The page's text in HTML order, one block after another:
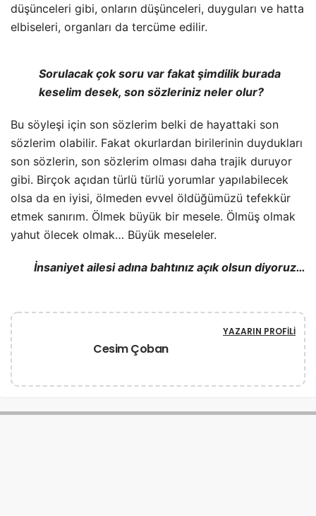
düşünceleri gibi, onların düşünceleri, duyguları ve hatta
elbiseleri, organları da tercüme edilir.
Sorulacak çok soru var fakat şimdilik burada
keselim desek, son sözleriniz neler olur?
Bu söyleşi için son sözlerim belki de hayattaki son
sözlerim olabilir. Fakat okurlardan birilerinin duydukları
son sözlerin, son sözlerim olması daha trajik duruyor
gibi. Birçok açıdan türlü türlü yorumlar yapılabilecek
olsa da en iyisi, ölmeden evvel öldüğümüzü tefekkür
etmek sanırım. Ölmek büyük bir mesele. Ölmüş olmak
yahut ölecek olmak… Büyük meseleler.
İnsaniyet ailesi adına bahtınız açık olsun diyoruz…
Cesim Çoban
YAZARIN PROFILI